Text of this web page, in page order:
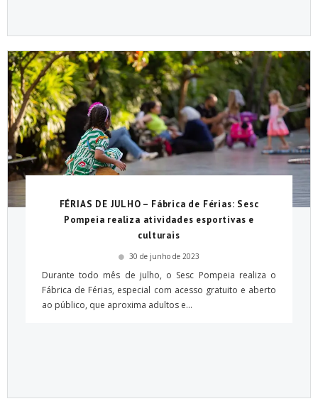
FÉRIAS DE JULHO – Fábrica de Férias: Sesc
Pompeia realiza atividades esportivas e
culturais
30 de junho de 2023
Durante todo mês de julho, o Sesc Pompeia realiza o
Fábrica de Férias, especial com acesso gratuito e aberto
ao público, que aproxima adultos e...